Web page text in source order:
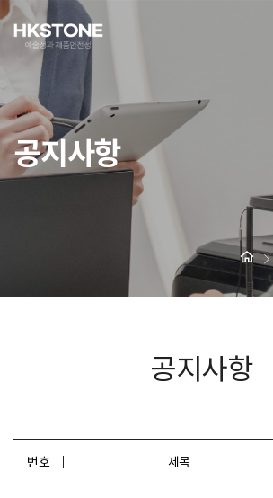
공지사항
공지사항
번호 제목